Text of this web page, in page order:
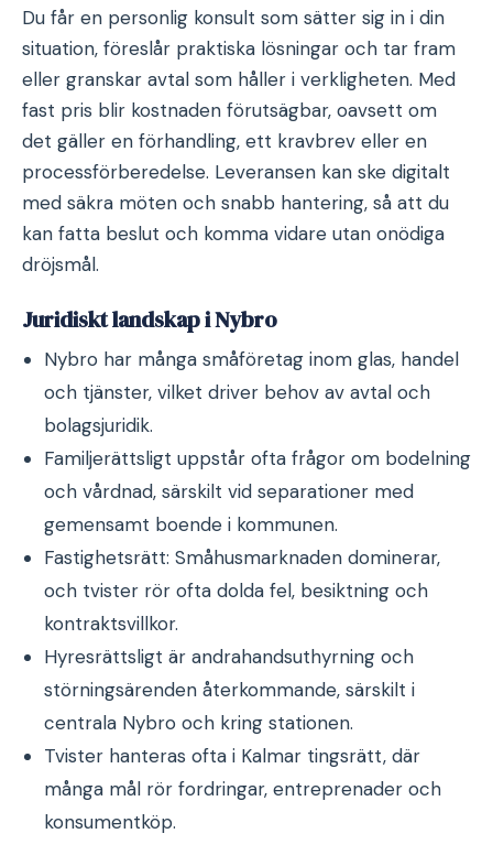
Du får en personlig konsult som sätter sig in i din
situation, föreslår praktiska lösningar och tar fram
eller granskar avtal som håller i verkligheten. Med
fast pris blir kostnaden förutsägbar, oavsett om
det gäller en förhandling, ett kravbrev eller en
processförberedelse. Leveransen kan ske digitalt
med säkra möten och snabb hantering, så att du
kan fatta beslut och komma vidare utan onödiga
dröjsmål.
Juridiskt landskap i Nybro
Nybro har många småföretag inom glas, handel
och tjänster, vilket driver behov av avtal och
bolagsjuridik.
Familjerättsligt uppstår ofta frågor om bodelning
och vårdnad, särskilt vid separationer med
gemensamt boende i kommunen.
Fastighetsrätt: Småhusmarknaden dominerar,
och tvister rör ofta dolda fel, besiktning och
kontraktsvillkor.
Hyresrättsligt är andrahandsuthyrning och
störningsärenden återkommande, särskilt i
centrala Nybro och kring stationen.
Tvister hanteras ofta i Kalmar tingsrätt, där
många mål rör fordringar, entreprenader och
konsumentköp.